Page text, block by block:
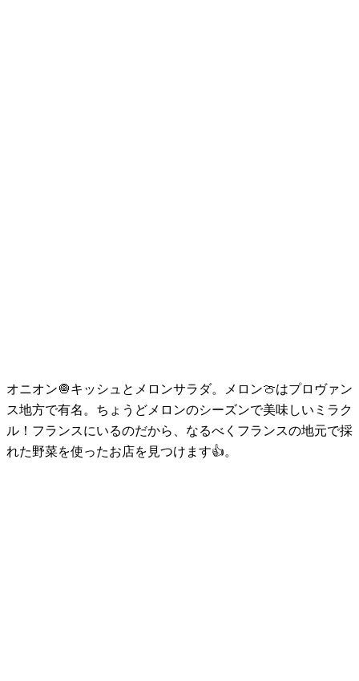
オニオン🧅キッシュとメロンサラダ。メロン🍈はプロヴァン
ス地方で有名。ちょうどメロンのシーズンで美味しいミラク
ル！フランスにいるのだから、なるべくフランスの地元で採
れた野菜を使ったお店を見つけます👍。